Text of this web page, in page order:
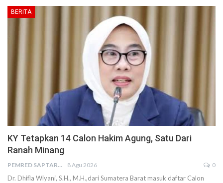
BERITA
KY Tetapkan 14 Calon Hakim Agung, Satu Dari
Ranah Minang
PEMRED SAPTARIUS 8 Agu 2026 0
Dr. Dhifla Wiyani, S.H., M.H.,dari Sumatera Barat masuk daftar Calon